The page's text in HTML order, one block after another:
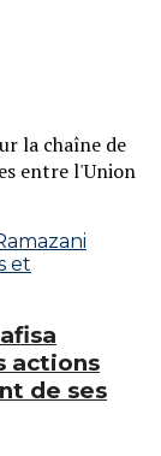
la chaîne de
entre l'Union
actions
de ses